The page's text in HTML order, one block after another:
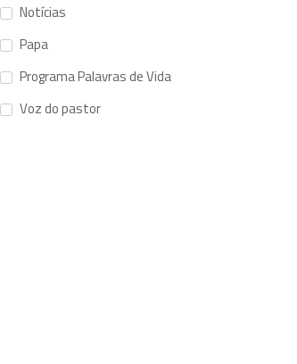
Notícias
Papa
Programa Palavras de Vida
Voz do pastor